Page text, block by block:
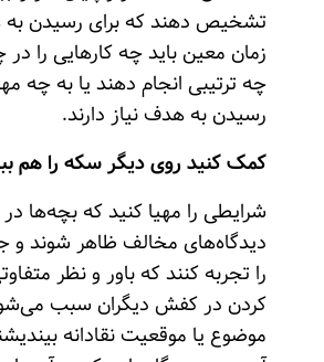
تشخیص دهند که برای رسیدن
زمان معین باید چه کارهایی را در
چه ترتیبی انجام دهند یا به چه
رسیدن به هدف نیاز دارند.
کمک کنید روی دیگر سکه را هم
شرایطی را مهیا کنید که بچه‌ها
دیدگاه‌های مخالف ظاهر شوند و
را تجربه کنند که باور و نظر
کردن در کفش دیگران سبب
موضوع یا موقعیت نقادانه